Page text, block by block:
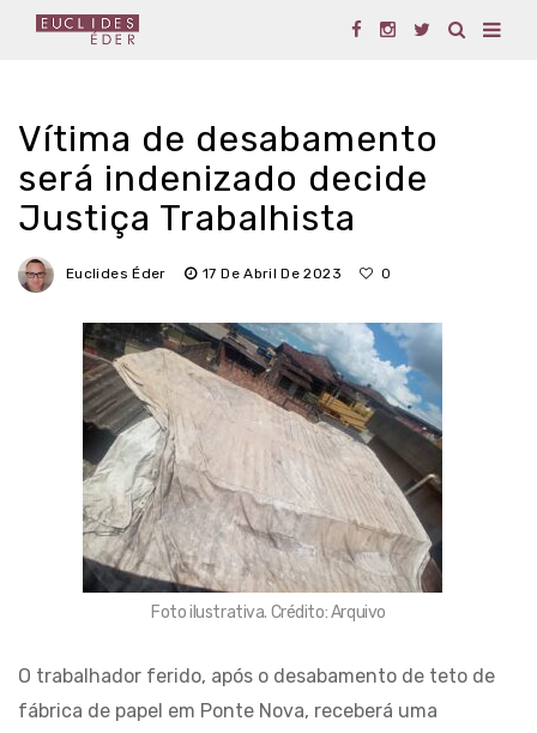
Vítima de desabamento
será indenizado decide
Justiça Trabalhista
Euclides Éder 17 De Abril De 2023 0
Foto ilustrativa. Crédito: Arquivo
O trabalhador ferido, após o desabamento de teto de
fábrica de papel em Ponte Nova, receberá uma